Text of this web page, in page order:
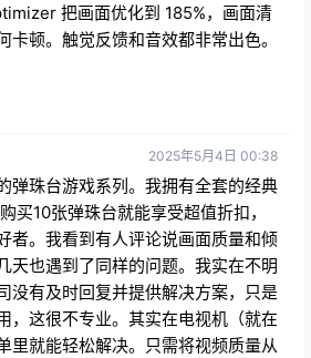
把画面优化到 185%，画面清
卡顿。触觉反馈和音效都非常出色。
2025年5月4日 00:38
弹珠台游戏系列。我拥有全套的经典
买10张弹珠台就能享受超值折扣，
者。我看到有人评论说画面质量和倾
天也遇到了同样的问题。我实在不明
没有及时回复并提供解决方案，只是
，这很不专业。其实在电视机（就在
里就能轻松解决。只需将视频质量从